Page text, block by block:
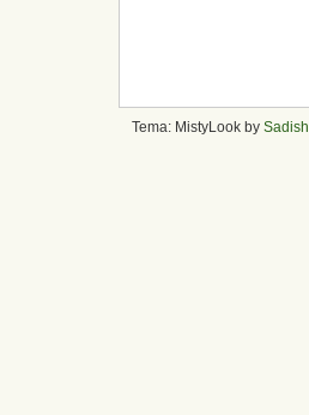
Tema: MistyLook by Sadish